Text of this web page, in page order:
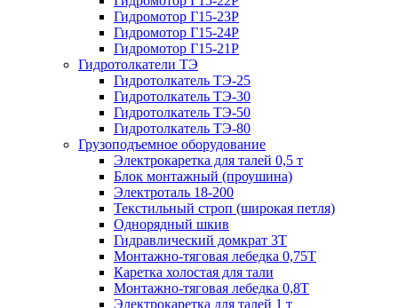
Гидромотор Г15-23Р
Гидромотор Г15-24Р
Гидромотор Г15-21Р
Гидротолкатели ТЭ
Гидротолкатель ТЭ-25
Гидротолкатель ТЭ-30
Гидротолкатель ТЭ-50
Гидротолкатель ТЭ-80
Грузоподъемное оборудование
Электрокаретка для талей 0,5 т
Блок монтажный (проушина)
Электроталь 18-200
Текстильный строп (широкая петля)
Однорядный шкив
Гидравлический домкрат 3T
Монтажно-тяговая лебедка 0,75Т
Каретка холостая для тали
Монтажно-тяговая лебедка 0,8Т
Электрокаретка для талей 1 т